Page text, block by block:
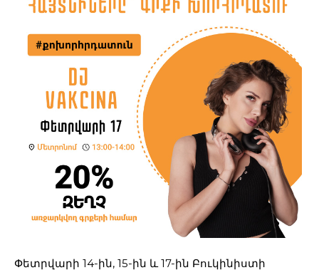
Փետրվարի 14-ին, 15-ին և 17-ին Բուկինիստի